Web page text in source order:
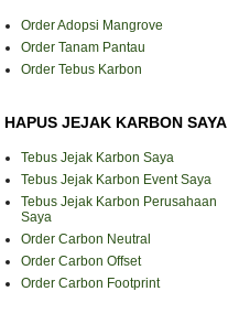
Order Adopsi Mangrove
Order Tanam Pantau
Order Tebus Karbon
HAPUS JEJAK KARBON SAYA
Tebus Jejak Karbon Saya
Tebus Jejak Karbon Event Saya
Tebus Jejak Karbon Perusahaan
Saya
Order Carbon Neutral
Order Carbon Offset
Order Carbon Footprint